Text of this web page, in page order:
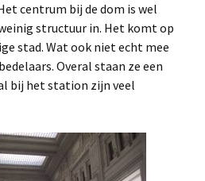
centrum bij de dom is wel
structuur in. Het komt op
stad. Wat ook niet echt mee
Overal staan ze een
bij het station zijn veel